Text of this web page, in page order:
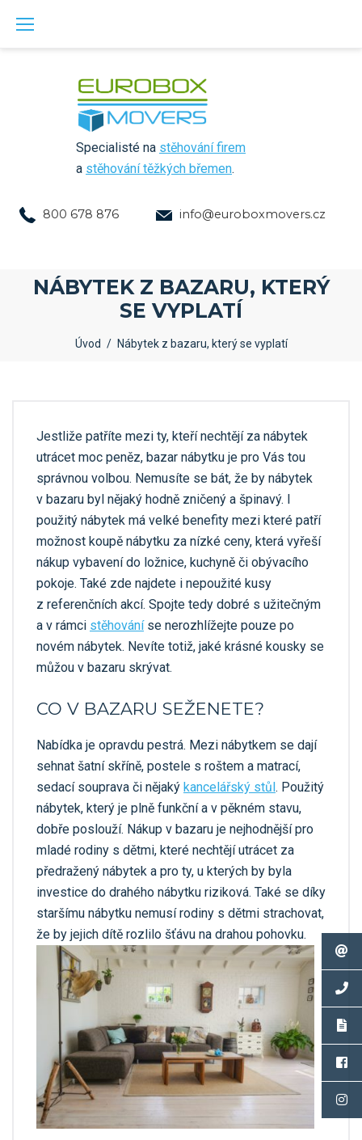
Specialisté na stěhování firem
a stěhování těžkých břemen.
800 678 876 info@euroboxmovers.cz
NÁBYTEK Z BAZARU, KTERÝ
SE VYPLATÍ
Úvod / Nábytek z bazaru, který se vyplatí
Jestliže patříte mezi ty, kteří nechtějí za nábytek
utrácet moc peněz, bazar nábytku je pro Vás tou
správnou volbou. Nemusíte se bát, že by nábytek
v bazaru byl nějaký hodně zničený a špinavý. I
použitý nábytek má velké benefity mezi které patří
možnost koupě nábytku za nízké ceny, která vyřeší
nákup vybavení do ložnice, kuchyně či obývacího
pokoje. Také zde najdete i nepoužité kusy
z referenčních akcí. Spojte tedy dobré s užitečným
a v rámci stěhováníse nerozhlížejte pouze po
novém nábytek. Nevíte totiž, jaké krásné kousky se
můžou v bazaru skrývat.
CO V BAZARU SEŽENETE?
Nabídka je opravdu pestrá. Mezi nábytkem se dají
sehnat šatní skříně, postele s roštem a matrací,
sedací souprava či nějaký kancelářský stůl. Použitý
nábytek, který je plně funkční a v pěkném stavu,
dobře poslouží. Nákup v bazaru je nejhodnější pro
mladé rodiny s dětmi, které nechtějí utrácet za
předražený nábytek a pro ty, u kterých by byla
investice do drahého nábytku riziková. Také se díky
staršímu nábytku nemusí rodiny s dětmi strachovat,
že by jejich dítě rozlilo šťávu na drahou pohovku.